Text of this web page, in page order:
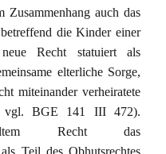
Zusammenhang auch das
die Kinder einer
Recht statuiert als
elterliche Sorge,
miteinander verheiratete
vgl. BGE 141 III 472).
Recht das
Teil des Obhutsrechtes